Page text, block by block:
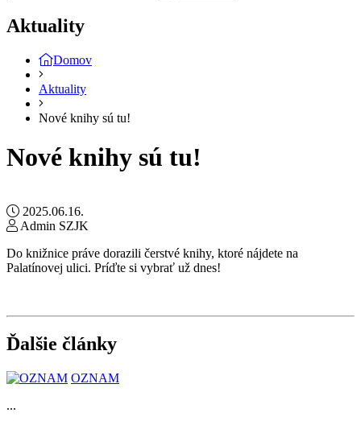
Aktuality
Domov
Aktuality
Nové knihy sú tu!
Nové knihy sú tu!
2025.06.16.
Admin SZJK
Do knižnice práve dorazili čerstvé knihy, ktoré nájdete na
Palatínovej ulici. Príďte si vybrať už dnes!
Ďalšie články
OZNAM
...